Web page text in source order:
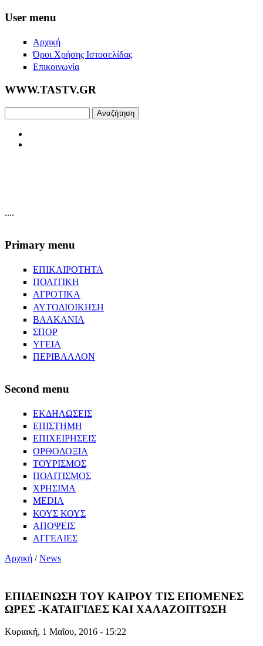
Skip to main content
User menu
Αρχική
Όροι Χρήσης Ιστοσελίδας
Επικοινωνία
WWW.TASTV.GR
....
Primary menu
ΕΠΙΚΑΙΡΟΤΗΤΑ
ΠΟΛΙΤΙΚΗ
ΑΓΡΟΤΙΚΑ
ΑΥΤΟΔΙΟΙΚΗΣΗ
ΒΑΛΚΑΝΙΑ
ΣΠΟΡ
ΥΓΕΙΑ
ΠΕΡΙΒΑΛΛΟΝ
Second menu
ΕΚΔΗΛΩΣΕΙΣ
ΕΠΙΣΤΗΜΗ
ΕΠΙΧΕΙΡΗΣΕΙΣ
ΟΡΘΟΔΟΞΙΑ
ΤΟΥΡΙΣΜΟΣ
ΠΟΛΙΤΙΣΜΟΣ
ΧΡΗΣΙΜΑ
MEDIA
ΚΟΥΣ ΚΟΥΣ
ΑΠΟΨΕΙΣ
ΑΓΓΕΛΙΕΣ
Αρχική /News
ΕΠΙΔΕΙΝΩΣΗ ΤΟΥ ΚΑΙΡΟΥ ΤΙΣ ΕΠΟΜΕΝΕΣ
ΩΡΕΣ -ΚΑΤΑΙΓΙΔΕΣ ΚΑΙ ΧΑΛΑΖΟΠΤΩΣΗ
Κυριακή, 1 Μαΐου, 2016 - 15:22